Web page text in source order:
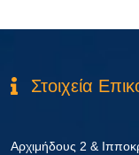
Στοιχεία
Αρχιμήδους 2 &